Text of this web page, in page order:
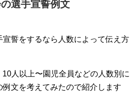
選手宣誓例文
誓をするなら人数によって伝え方
人以上〜園児全員などの人数別に
文を考えてみたので紹介します